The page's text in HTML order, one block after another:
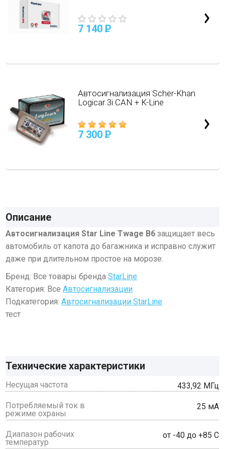
7 140 P
Автосигнализация Scher-Khan
Logicar 3i CAN + K-Line
7 300 P
Описание
Автосигнализация Star Line Twage B6 защищает весь
автомобиль от капота до багажника и исправно служит
даже при длительном простое на морозе.
Бренд: Все товары брендаStarLine
Категория: ВсеАвтосигнализации
Подкатегория:Автосигнализации StarLine
тест
Технические характеристики
Несущая частота 433,92 МГц
Потребляемый ток в
режиме охраны
25 мА
Диапазон рабочих
температур
от -40 до +85 С